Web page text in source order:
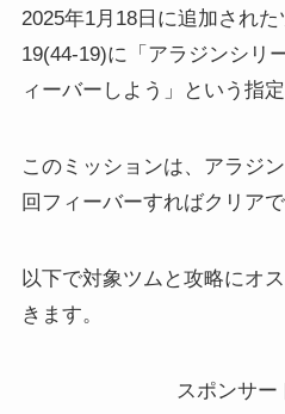
2025年1月18日に追加され
19(44-19)に「アラジンシリ
ィーバーしよう」という指
このミッションは、アラジ
回フィーバーすればクリアで
以下で対象ツムと攻略にオ
きます。
スポンサー